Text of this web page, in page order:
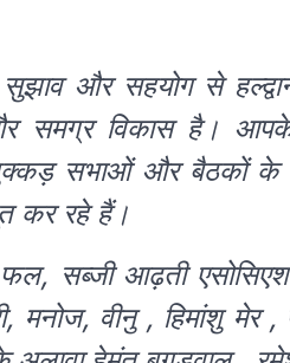
और सहयोग से
और समग्र विकास है।
सभाओं और बैठकों के
कर रहे हैं।
सब्जी आढ़ती
मनोज, वीनु , हिमांशु